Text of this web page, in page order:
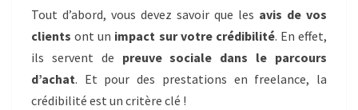
Tout d’abord, vous devez savoir que les avis de vos
clients ont un impact sur votre crédibilité. En effet,
ils servent de preuve sociale dans le parcours
d’achat. Et pour des prestations en freelance, la
crédibilité est un critère clé !